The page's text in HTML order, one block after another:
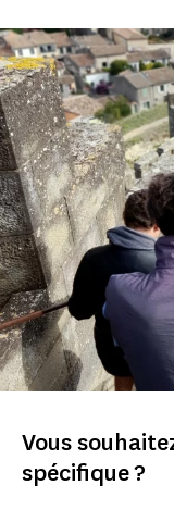
Vous
spécifique ?